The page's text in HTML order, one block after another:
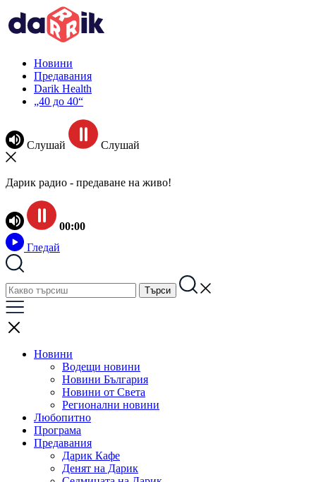
Новини
Предавания
Darik Health
„40 до 40“
Слушай Слушай
Дарик радио - предаване на живо!
00:00
Гледай
Новини
Водещи новини
Новини България
Новини от Света
Регионални новини
Любопитно
Програма
Предавания
Дарик Кафе
Денят на Дарик